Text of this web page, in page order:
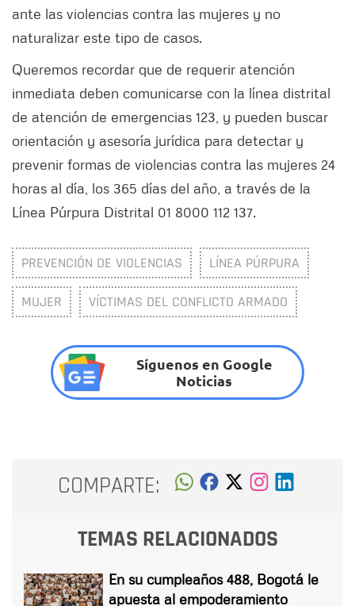
ante las violencias contra las mujeres y no
naturalizar este tipo de casos.
Queremos recordar que de requerir atención
inmediata deben comunicarse con la línea distrital
de atención de emergencias 123, y pueden buscar
orientación y asesoría jurídica para detectar y
prevenir formas de violencias contra las mujeres 24
horas al día, los 365 días del año, a través de la
Línea Púrpura Distrital 01 8000 112 137.
PREVENCIÓN DE VIOLENCIAS LÍNEA PÚRPURA
MUJER VÍCTIMAS DEL CONFLICTO ARMADO
Síguenos en Google
Noticias
COMPARTE:
TEMAS RELACIONADOS
En su cumpleaños 488, Bogotá le
apuesta al empoderamiento